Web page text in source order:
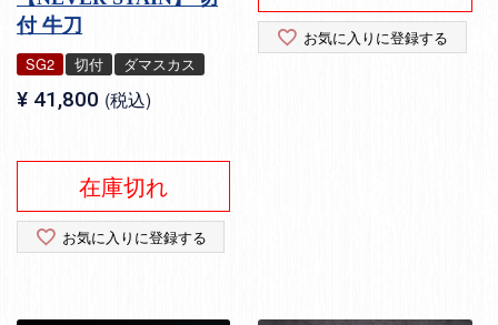
付 牛刀
SG2 切付 ダマスカス
¥ 41,800 税込
在庫切れ
お気に入りに登録する
お気に入りに登録する